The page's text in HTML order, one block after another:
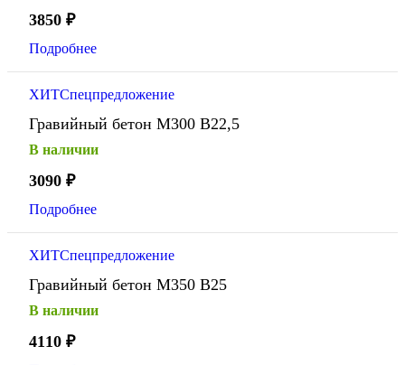
3850 ₽
Подробнее
ХИТСпецпредложение
Гравийный бетон М300 В22,5
В наличии
3090 ₽
Подробнее
ХИТСпецпредложение
Гравийный бетон М350 В25
В наличии
4110 ₽